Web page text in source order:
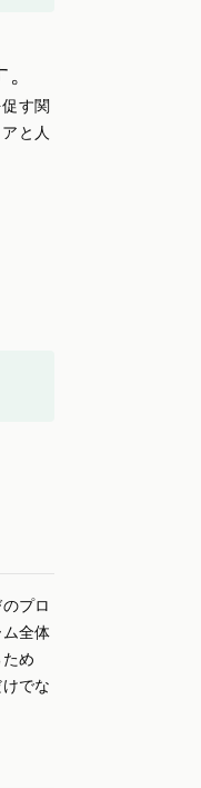
す関
と人
プロ
全体
め
でな